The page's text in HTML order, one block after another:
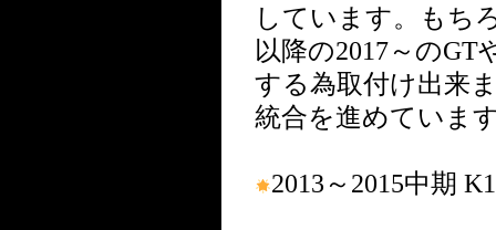
しています。もち
以降の2017～の
する為取付け出来
統合を進めていま
2013～2015中期